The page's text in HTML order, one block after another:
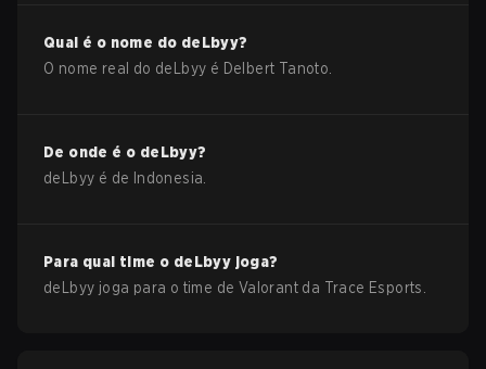
Qual é o nome do deLbyy?
O nome real do deLbyy é Delbert Tanoto
De onde é o deLbyy?
deLbyy é de Indonesia
Para qual time o deLbyy joga?
deLbyy joga para o time de Valorant da Trace Esports